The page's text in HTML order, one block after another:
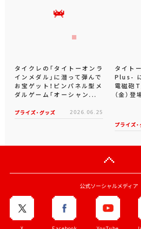
タイクレの「タイトーオンラ
インメダル」に潜って弾んで
お宝ゲット！ピンパネル型メ
ダルゲーム「オーシャン...
プライズ・グッズ 2026.06.25
タイト
Plus-
電磁砲
（金）登
プライズ
公式ソーシャルメディア